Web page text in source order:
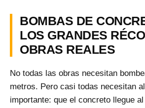
BOMBAS DE
LOS GRANDES
OBRAS REALES
No todas las obras necesitan
metros. Pero casi todas necesitan
importante: que el concreto llegue